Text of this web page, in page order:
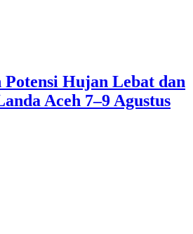
Hujan Lebat dan
Aceh 7–9 Agustus